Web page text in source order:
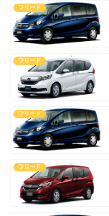
フリード
フリード
フリード
フリード